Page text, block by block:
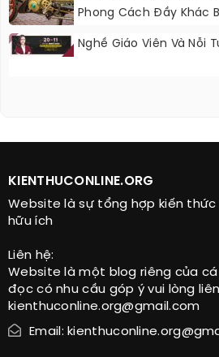
Phong Cách Đầy Khác
Nghề Giáo Viên Và Nỗi
KIENTHUCONLINE.ORG
Website là sự tổng hợp kiến
hữu ích
Liên hệ:
Website là một blog riêng của
đọc có nhu cầu góp ý vui lòng
kienthuconline.org@gmail.com
Email: